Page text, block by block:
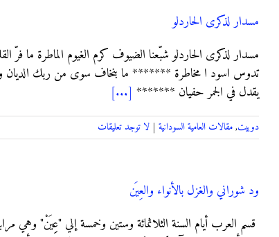
مسدار لذكرى الحاردلو
مسدار لذكرى الحاردلو شبّعنا الضيوف كرم الغيوم الماطرة ما
تدوس اسود ا مخاطرة ******* ما بنخاف سوى من ربك الديان
يقدل في الجمر حفيان ******* [...]
دوبيت,مقالات العامية السودانية | لا توجد تعليقات
ود شوراني والغزل بالأنواء والعِيَن
قسم العرب أيام السنة الثلاثمائة وستين وخمسة إلي "عِِيَنْ" وهي